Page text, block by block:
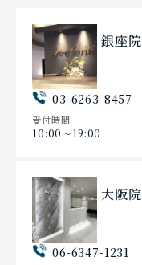
銀座院
03-6263-8457
受付時間
10:00〜19:00
大阪院
06-6347-1231